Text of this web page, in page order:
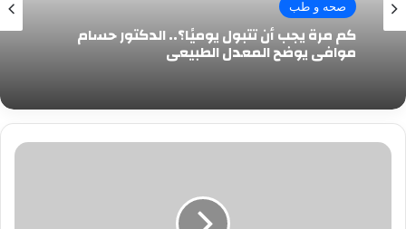
صحه و طب
كم مرة يجب أن تتبول يوميًا؟.. الدكتور حسام
موافي يوضح المعدل الطبيعي
صحه و طب
الزمالك